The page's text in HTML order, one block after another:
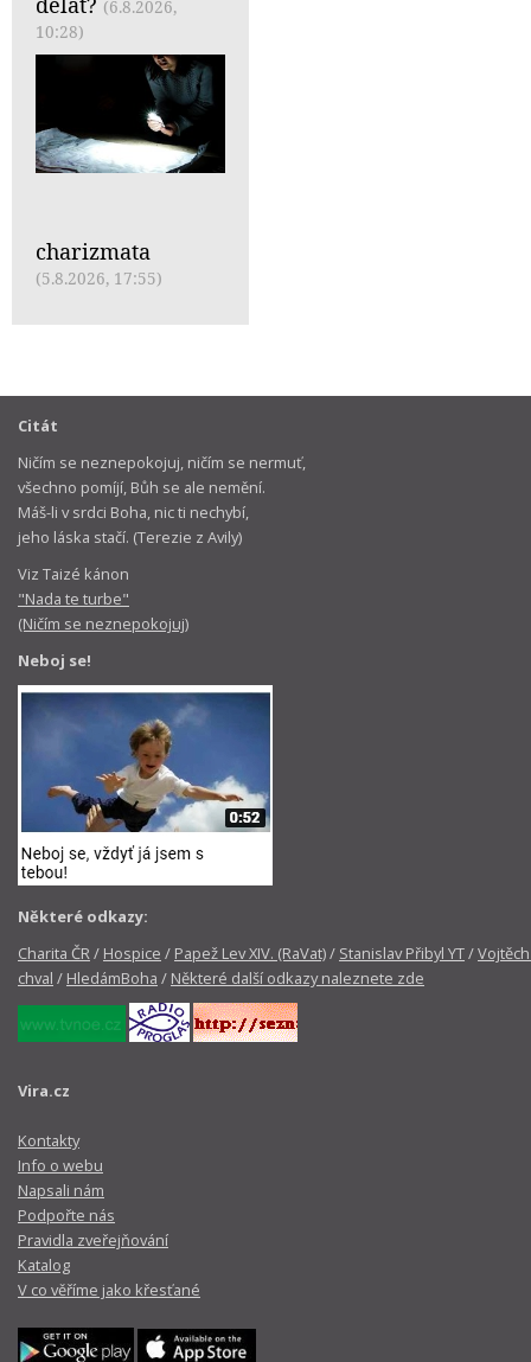
(6.8.2026,
10:28)
charizmata
(5.8.2026, 17:55)
Citát
Ničím se neznepokojuj, ničím se nermuť,
všechno pomíjí, Bůh se ale nemění.
Máš-li v srdci Boha, nic ti nechybí,
jeho láska stačí. (Terezie z Avily)
Viz Taizé kánon
"Nada te turbe"
(Ničím se neznepokojuj)
Neboj se!
Některé odkazy:
Charita ČR / Hospice / Papež Lev XIV. (RaVat)/ Stanislav Přibyl YT/
chval / HledámBoha / Některé další odkazy naleznete zde
Vira.cz
Kontakty
Info o webu
Napsali nám
Podpořte nás
Pravidla zveřejňování
Katalog
V co věříme jako křesťané